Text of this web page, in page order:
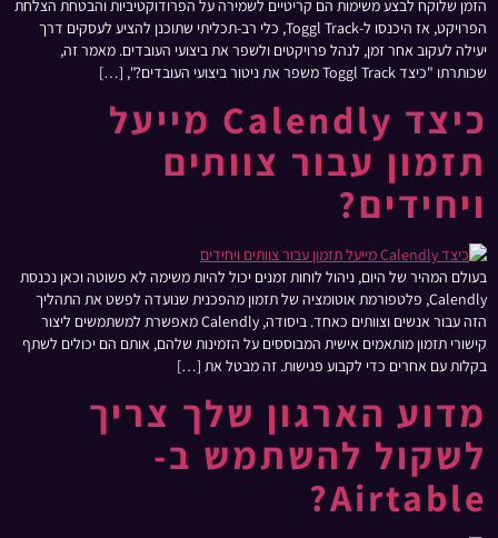
הזמן שלוקח לבצע משימות הם קריטיים לשמירה על הפרודוקטיביות והבטחת הצלחת
הפרויקט, אז היכנסו ל-Toggl Track, כלי רב-תכליתי שתוכנן להציע לעסקים דרך
יעילה לעקוב אחר זמן, לנהל פרויקטים ולשפר את ביצועי העובדים. מאמר זה,
שכותרתו "כיצד Toggl Track משפר את ניטור ביצועי העובדים?", […]
כיצד Calendly מייעל
תזמון עבור צוותים
ויחידים?
בעולם המהיר של היום, ניהול לוחות זמנים יכול להיות משימה לא פשוטה וכאן נכנסת
Calendly, פלטפורמת אוטומציה של תזמון מהפכנית שנועדה לפשט את התהליך
הזה עבור אנשים וצוותים כאחד. ביסודה, Calendly מאפשרת למשתמשים ליצור
קישורי תזמון מותאמים אישית המבוססים על הזמינות שלהם, אותם הם יכולים לשתף
בקלות עם אחרים כדי לקבוע פגישות. זה מבטל את […]
מדוע הארגון שלך צריך
לשקול להשתמש ב-
Airtable?